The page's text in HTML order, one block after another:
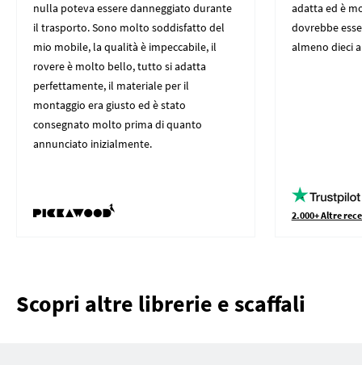
nulla poteva essere danneggiato durante
il trasporto. Sono molto soddisfatto del
mio mobile, la qualità è impeccabile, il
rovere è molto bello, tutto si adatta
perfettamente, il materiale per il
montaggio era giusto ed è stato
consegnato molto prima di quanto
annunciato inizialmente.
adatta ed è
dovrebbe
almeno dieci
2.000+ Altre
Scopri altre librerie e scaffali